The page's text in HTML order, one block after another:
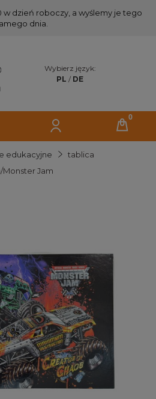
w dzień roboczy, a wyślemy je tego
dnia.
Wybierz język:
PL / DE
edukacyjne
tablica
Jam